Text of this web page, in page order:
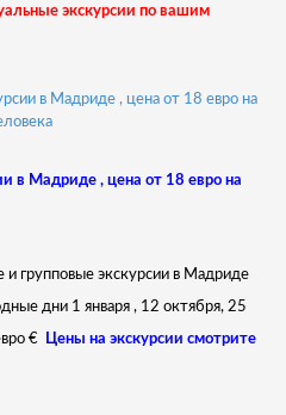
экскурсии по вашим
в Мадриде , цена от 18 евро на
групповые экскурсии в Мадриде
дни 1 января , 12 октября, 25
€ Цены на экскурсии смотрите